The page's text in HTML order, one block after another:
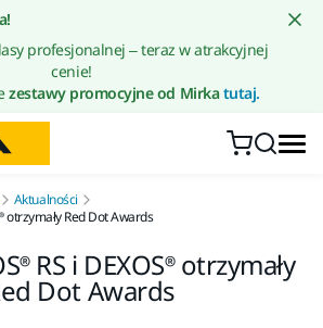
profesjonalnej – teraz w atrakcyjnej
cenie!
zestawy promocyjne od Mirkatutaj.
Aktualności
otrzymały Red Dot Awards
RS i DEXOS® otrzymały
Dot Awards